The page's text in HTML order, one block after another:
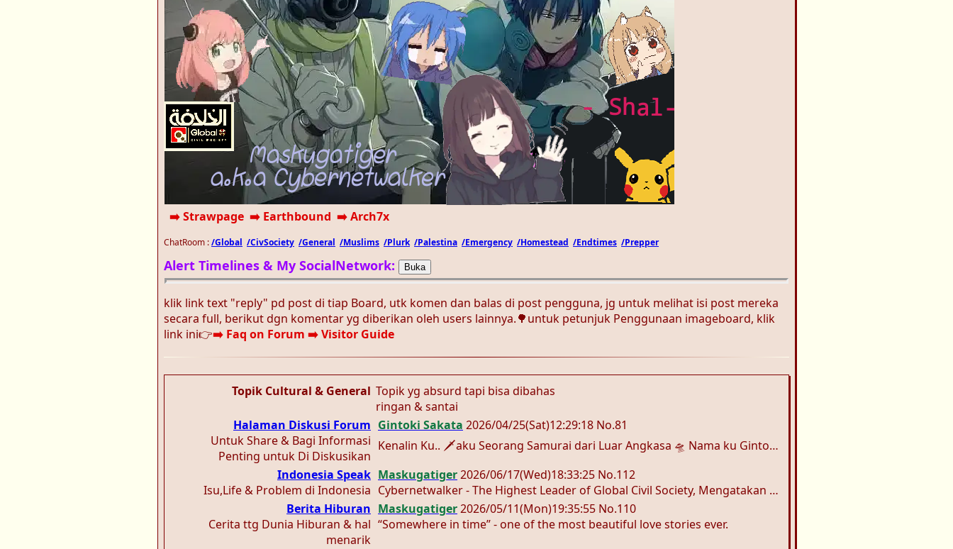
➡️ Strawpage ➡️ Earthbound ➡️ Arch7x
ChatRoom :/Global /CivSociety /General /Muslims /Plurk /Palestina /Emergency /Homestead /Endtimes /Prepper
Alert Timelines & My SocialNetwork:
klik link text "reply" pd post di tiap Board, utk komen dan balas di post pengguna, jg untuk melihat isi post mereka
secara full, berikut dgn komentar yg diberikan oleh users lainnya.🌳untuk petunjuk Penggunaan imageboard, klik
link ini👉➡️ Faq on Forum ➡️ Visitor Guide
Topik Cultural & General Topik yg absurd tapi bisa dibahas
ringan & santai
Halaman Diskusi Forum
Untuk Share & Bagi Informasi
Penting untuk Di Diskusikan
Gintoki Sakata 2026/04/25(Sat)12:29:18 No.81
Kenalin Ku.. 🗡️aku Seorang Samurai dari Luar Angkasa 🛸 Nama ku Gintoki Sakata - Gintama👋😏⛩️
Indonesia Speak
Isu,Life & Problem di Indonesia
Maskugatiger2026/06/17(Wed)18:33:25 No.112
Cybernetwalker - The Highest Leader of Global Civil Society, Mengatakan Bahwa dirinya sebetulnya Menolak Demo Mahasiswa di Bundaran Hi,TerkaitPenolakkanterhadap Program MBG,Menuntut Evaluasi Ekonomi,dan Mengkritik Keras
Berita Hiburan
Cerita ttg Dunia Hiburan & hal
menarik
Maskugatiger2026/05/11(Mon)19:35:55 No.110
“Somewhere in time” - one of the most beautiful love stories ever.